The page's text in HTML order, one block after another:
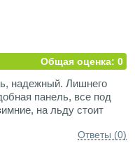
Общая оценка: 0
надежный. Лишнего
панель, все под
на льду стоит
Ответы (0)